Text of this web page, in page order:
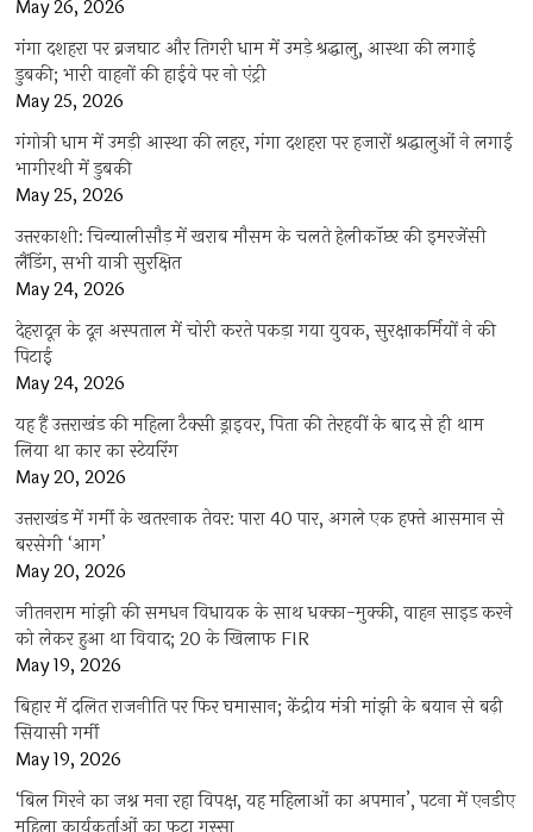
May 26, 2026
गंगा दशहरा पर ब्रजघाट और तिगरी धाम में उमड़े श्रद्धालु, आस्था की लगाई
डुबकी; भारी वाहनों की हाईवे पर नो एंट्री
May 25, 2026
गंगोत्री धाम में उमड़ी आस्था की लहर, गंगा दशहरा पर हजारों श्रद्धालुओं ने लगाई
भागीरथी में डुबकी
May 25, 2026
उत्तरकाशी: चिन्यालीसौड़ में खराब मौसम के चलते हेलीकॉप्टर की इमरजेंसी
लैंडिंग, सभी यात्री सुरक्षित
May 24, 2026
देहरादून के दून अस्पताल में चोरी करते पकड़ा गया युवक, सुरक्षाकर्मियों ने की
पिटाई
May 24, 2026
यह हैं उत्तराखंड की महिला टैक्सी ड्राइवर, पिता की तेरहवीं के बाद से ही थाम
लिया था कार का स्टेयरिंग
May 20, 2026
उत्तराखंड में गर्मी के खतरनाक तेवर: पारा 40 पार, अगले एक हफ्ते आसमान से
बरसेगी ‘आग’
May 20, 2026
जीतनराम मांझी की समधन विधायक के साथ धक्का-मुक्की, वाहन साइड करने
को लेकर हुआ था विवाद; 20 के खिलाफ FIR
May 19, 2026
बिहार में दलित राजनीति पर फिर घमासान; केंद्रीय मंत्री मांझी के बयान से बढ़ी
सियासी गर्मी
May 19, 2026
‘बिल गिरने का जश्न मना रहा विपक्ष, यह महिलाओं का अपमान’, पटना में एनडीए